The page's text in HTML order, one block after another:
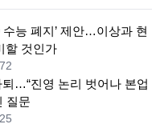
수능 폐지’ 제안…이상과 현
할 것인가
…“진영 논리 벗어나 본업
질문